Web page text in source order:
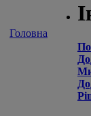
Головна